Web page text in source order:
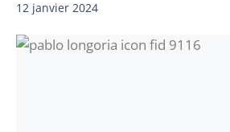
12 janvier 2024